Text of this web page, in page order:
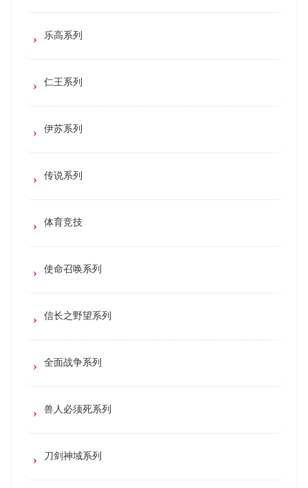
乐高系列
仁王系列
伊苏系列
传说系列
体育竞技
使命召唤系列
信长之野望系列
全面战争系列
兽人必须死系列
刀剑神域系列